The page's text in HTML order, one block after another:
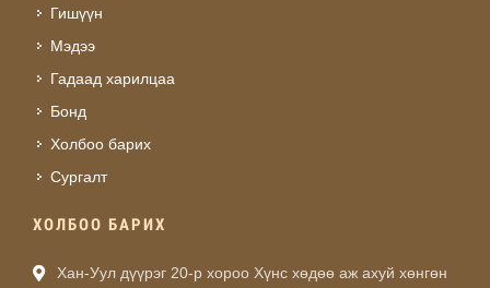
Гишүүн
Мэдээ
Гадаад харилцаа
Бонд
Холбоо барих
Сургалт
ХОЛБОО БАРИХ
Хан-Уул дүүрэг 20-р хороо Хүнс хөдөө аж ахуй хөнгөн